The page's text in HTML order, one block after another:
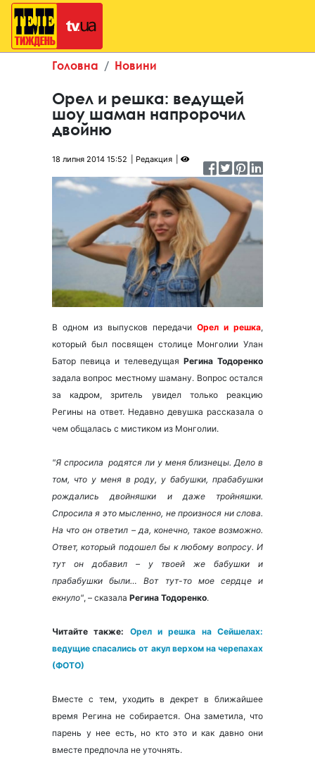
Головна Новини
Орел и решка: ведущей
шоу шаман напророчил
двойню
18 липня 2014 15:52 Редакция
В одном из выпусков передачи Орел и решка,
который был посвящен столице Монголии Улан
Батор певица и телеведущая Регина Тодоренко
задала вопрос местному шаману. Вопрос остался
за кадром, зритель увидел только реакцию
Регины на ответ. Недавно девушка рассказала о
чем общалась с мистиком из Монголии.
"Я спросила родятся ли у меня близнецы. Дело в
том, что у меня в роду, у бабушки, прабабушки
рождались двойняшки и даже тройняшки.
Спросила я это мысленно, не произнося ни слова.
На что он ответил – да, конечно, такое возможно.
Ответ, который подошел бы к любому вопросу. И
тут он добавил – у твоей же бабушки и
прабабушки были… Вот тут-то мое сердце и
екнуло", – сказала Регина Тодоренко.
Читайте также: Орел и решка на Сейшелах:
ведущие спасались от акул верхом на черепахах
(ФОТО)
Вместе с тем, уходить в декрет в ближайшее
время Регина не собирается. Она заметила, что
парень у нее есть, но кто это и как давно они
вместе предпочла не уточнять.